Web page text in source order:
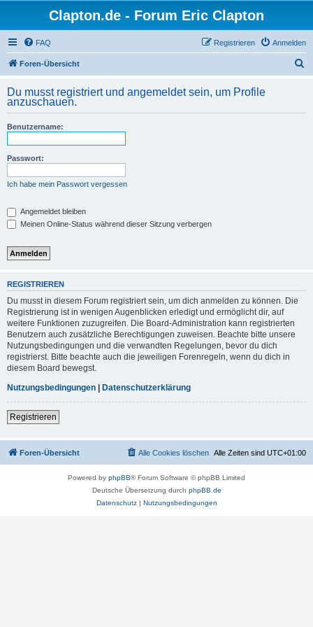
Clapton.de - Forum Eric Clapton
FAQ Anmelden
Registrieren
Foren-Übersicht
h
Du musst registriert und angemeldet sein, um Profile
anzuschauen.
Benutzername:
Passwort:
Ich habe mein Passwort vergessen
Angemeldet bleiben
Meinen Online-Status während dieser Sitzung verbergen
REGISTRIEREN
Du musst in diesem Forum registriert sein, um dich anmelden zu können. Die
Registrierung ist in wenigen Augenblicken erledigt und ermöglicht dir, auf
weitere Funktionen zuzugreifen. Die Board-Administration kann registrierten
Benutzern auch zusätzliche Berechtigungen zuweisen. Beachte bitte unsere
Nutzungsbedingungen und die verwandten Regelungen, bevor du dich
registrierst. Bitte beachte auch die jeweiligen Forenregeln, wenn du dich in
diesem Board bewegst.
Nutzungsbedingungen | Datenschutzerklärung
Registrieren
Foren-Übersicht Alle Zeiten sind UTC+01:00
Alle Cookies löschen
Powered by phpBB® Forum Software © phpBB Limited
Deutsche Übersetzung durch phpBB.de
Datenschutz| Nutzungsbedingungen